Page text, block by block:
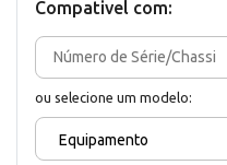
Compativel com:
ou selecione um modelo:
Equipamento